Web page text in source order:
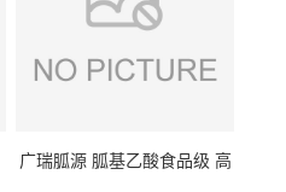
广瑞胍源 胍基乙酸食品级 高